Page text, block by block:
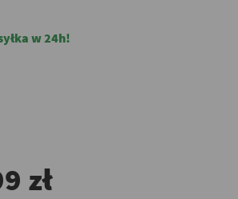
w 24h!
zł